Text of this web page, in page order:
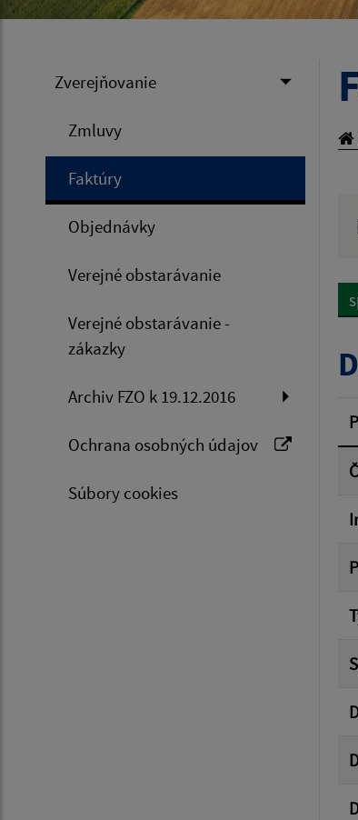
Zverejňovanie
Zmluvy
Faktúry
Objednávky
Verejné obstarávanie
Verejné obstarávanie -
zákazky
Archiv FZO k 19.12.2016
Ochrana osobných údajov
Súbory cookies